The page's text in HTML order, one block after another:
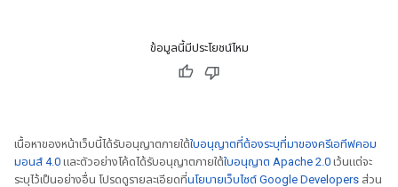
ข้อมูลนี้มีประโยชน์ไหม
เนื้อหาของหน้าเว็บนี้ได้รับอนุญาตภายใต้ใบอนุญาตที่ต้องระบุที่มาของครีเอทีฟคอม
มอนส์ 4.0 และตัวอย่างโค้ดได้รับอนุญาตภายใต้ใบอนุญาต Apache 2.0 เว้นแต่จะ
ระบุไว้เป็นอย่างอื่น โปรดดูรายละเอียดที่นโยบายเว็บไซต์ Google Developers ส่วน